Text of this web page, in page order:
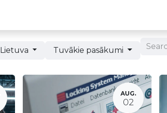
Lietuva Tuvākie pasākumi
AUG.
02